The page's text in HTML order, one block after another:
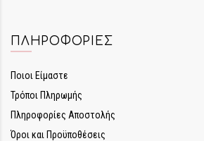
ΠΛΗΡΟΦΟΡΊΕΣ
Ποιοι Είμαστε
Τρόποι Πληρωμής
Πληροφορίες Αποστολής
Όροι και Προϋποθέσεις